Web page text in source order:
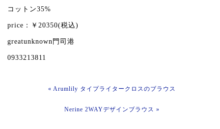
コットン35%
price：￥20350(税込)
greatunknown門司港
0933213811
« Arumlily タイプライタークロスのブラウス
Nerine 2WAYデザインブラウス »